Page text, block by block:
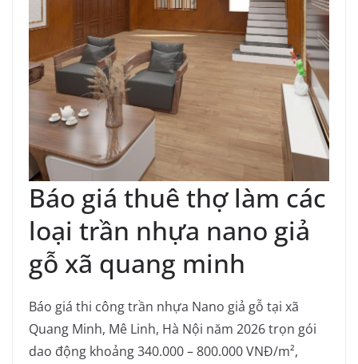
Báo giá thuê thợ làm các
loại trần nhựa nano giả
gỗ xã quang minh
Báo giá thi công trần nhựa Nano giả gỗ tại xã
Quang Minh, Mê Linh, Hà Nội năm 2026 trọn gói
dao động khoảng 340.000 – 800.000 VNĐ/m²,